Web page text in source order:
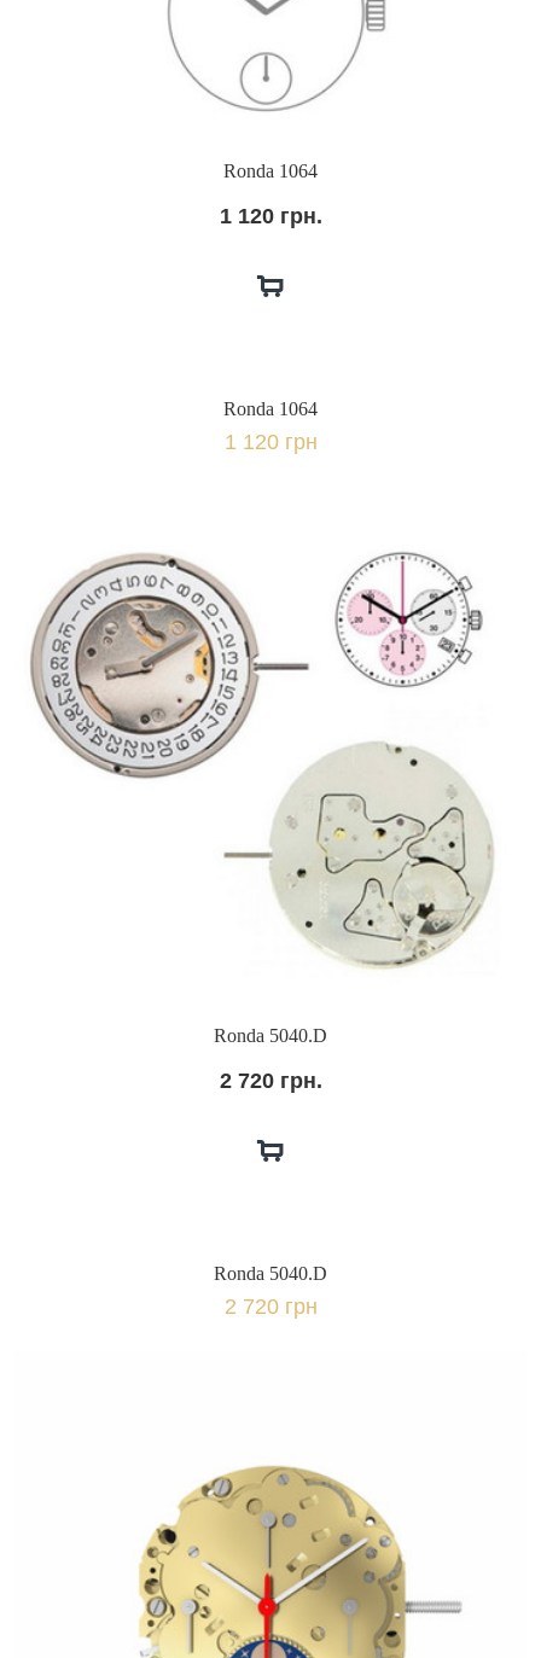
Ronda 1064
1 120 грн.
Ronda 1064
1 120 грн
Ronda 5040.D
2 720 грн.
Ronda 5040.D
2 720 грн